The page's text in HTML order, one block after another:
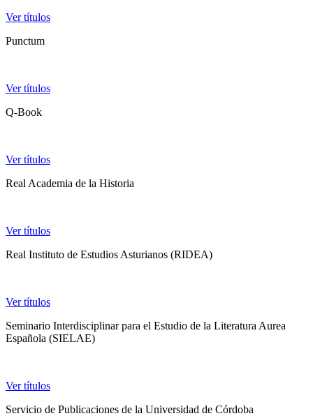
Ver títulos
Punctum
Ver títulos
Q-Book
Ver títulos
Real Academia de la Historia
Ver títulos
Real Instituto de Estudios Asturianos (RIDEA)
Ver títulos
Seminario Interdisciplinar para el Estudio de la Literatura Aurea
Española (SIELAE)
Ver títulos
Servicio de Publicaciones de la Universidad de Córdoba